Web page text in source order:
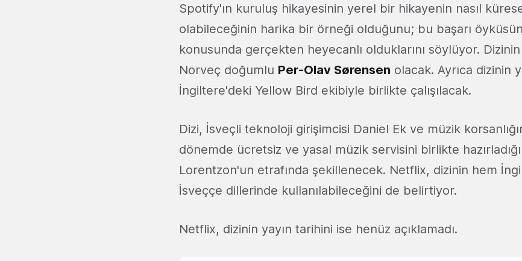
Spotify'ın kuruluş hikayesinin yerel bir hikayenin nasıl
olabileceğinin harika bir örneği olduğunu; bu başarı
konusunda gerçekten heyecanlı olduklarını söylüyor.
Norveç doğumlu Per-Olav Sørensen olacak. Ayrıca dizinin
İngiltere'deki Yellow Bird ekibiyle birlikte çalışılacak.
Dizi, İsveçli teknoloji girişimcisi Daniel Ek ve müzik
dönemde ücretsiz ve yasal müzik servisini birlikte
Lorentzon'un etrafında şekillenecek. Netflix, dizinin hem
İsveççe dillerinde kullanılabileceğini de belirtiyor.
Netflix, dizinin yayın tarihini ise henüz açıklamadı.